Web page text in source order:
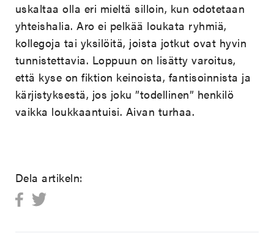
uskaltaa olla eri mieltä silloin, kun odotetaan
yhteishalia. Aro ei pelkää loukata ryhmiä,
kollegoja tai yksilöitä, joista jotkut ovat hyvin
tunnistettavia. Loppuun on lisätty varoitus,
että kyse on fiktion keinoista, fantisoinnista ja
kärjistyksestä, jos joku ”todellinen” henkilö
vaikka loukkaantuisi. Aivan turhaa.
Dela artikeln: